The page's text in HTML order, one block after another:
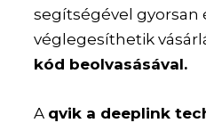
segítségével gyorsan
véglegesíthetik
kód beolvasásával.
A qvik a deeplink